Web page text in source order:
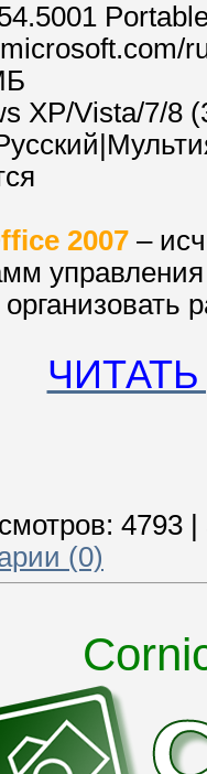
XP/Vista/7/8
2007 –
4793
(0)